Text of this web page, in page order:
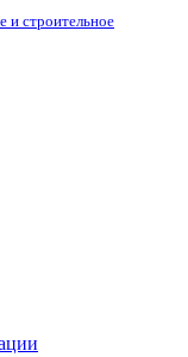
строительное